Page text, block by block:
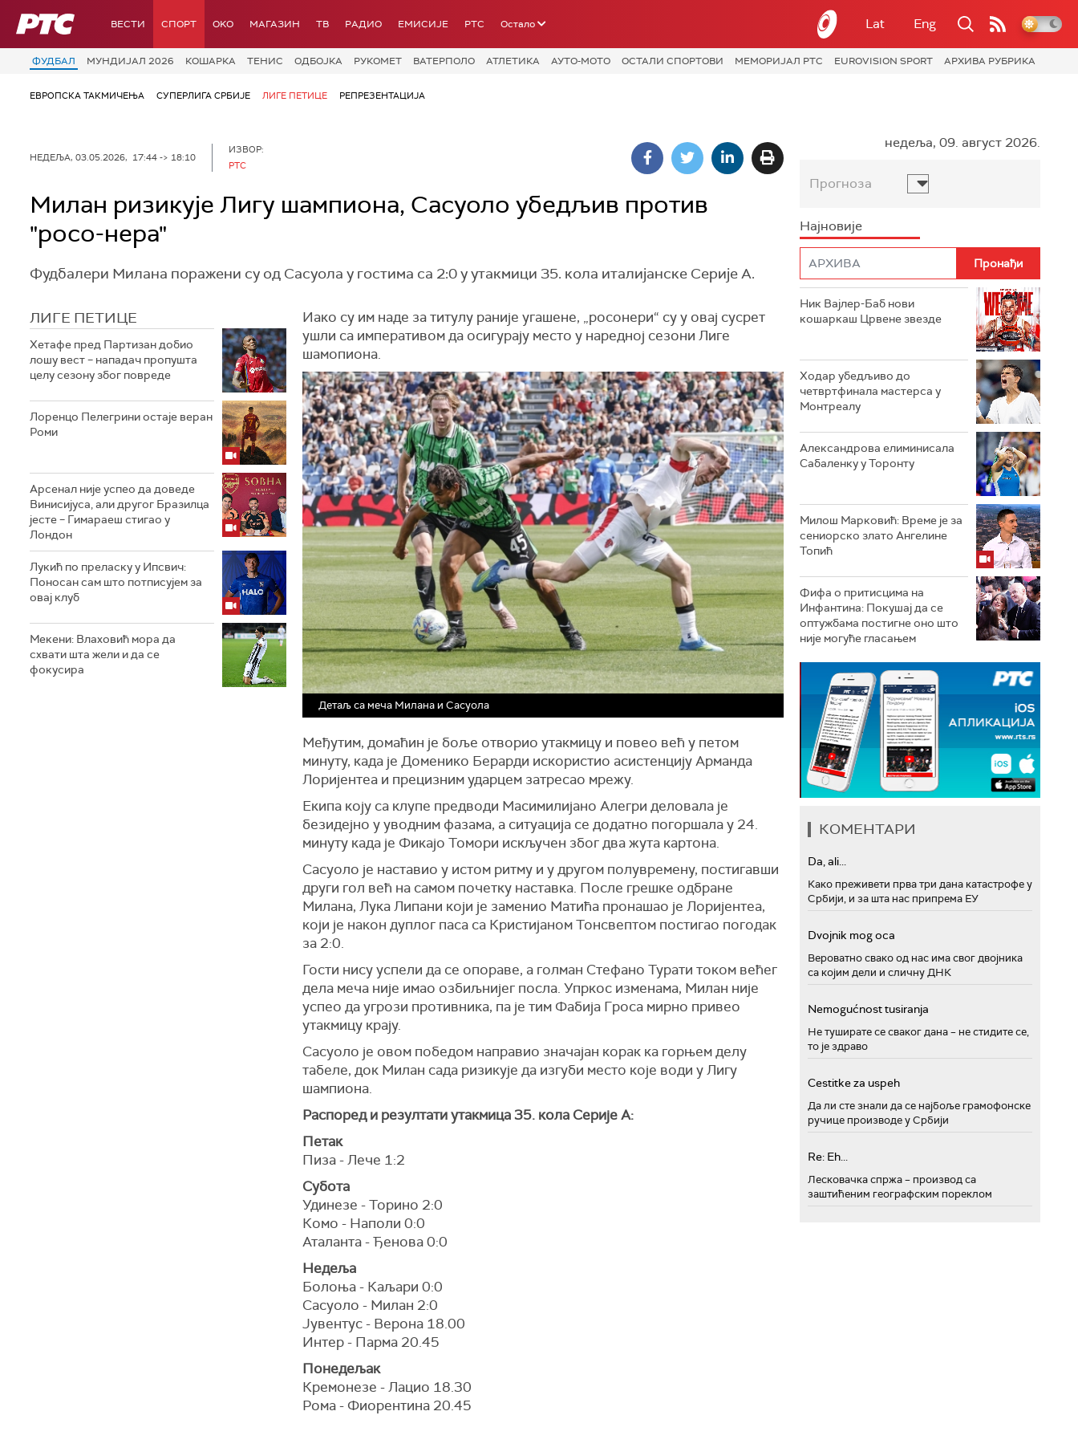
РТС ВЕСТИ СПОРТ OKO МАГАЗИН ТВ РАДИО ЕМИСИЈЕ РТС Остало Lat Eng
ФУДБАЛ МУНДИЈАЛ 2026 КОШАРКА ТЕНИС ОДБОЈКА РУКОМЕТ ВАТЕРПОЛО АТЛЕТИКА АУТО-МОТО ОСТАЛИ СПОРТОВИ МЕМОРИЈАЛ РТС EUROVISION SPORT АРХИВА РУБРИКА
ЕВРОПСКА ТАКМИЧЕЊА СУПЕРЛИГА СРБИЈЕ ЛИГЕ ПЕТИЦЕ РЕПРЕЗЕНТАЦИЈА
НЕДЕЉА, 03.05.2026, 17:44 -> 18:10
ИЗВОР:
РТС
Милан ризикује Лигу шампиона, Сасуоло убедљив против
"росо-нера"
Фудбалери Милана поражени су од Сасуола у гостима са 2:0 у утакмици 35. кола италијанске Серије А.
ЛИГЕ ПЕТИЦЕ
Хетафе пред Партизан добио
лошу вест – нападач пропушта
целу сезону због повреде
Лоренцо Пелегрини остаје веран
Роми
Арсенал није успео да доведе
Винисијуса, али другог Бразилца
јесте – Гимараеш стигао у
Лондон
Лукић по преласку у Ипсвич:
Поносан сам што потписујем за
овај клуб
Мекени: Влаховић мора да
схвати шта жели и да се
фокусира
Иако су им наде за титулу раније угашене, „росонери“ су у овај сусрет
ушли са императивом да осигурају место у наредној сезони Лиге
шамопиона.
Детаљ са меча Милана и Сасуола
Међутим, домаћин је боље отворио утакмицу и повео већ у петом
минуту, када је Доменико Берарди искористио асистенцију Арманда
Лоријентеа и прецизним ударцем затресао мрежу.
Екипа коју са клупе предводи Масимилијано Алегри деловала је
безидејно у уводним фазама, а ситуација се додатно погоршала у 24.
минуту када је Фикајо Томори искључен због два жута картона.
Сасуоло је наставио у истом ритму и у другом полувремену, постигавши
други гол већ на самом почетку наставка. После грешке одбране
Милана, Лука Липани који је заменио Матића пронашао је Лоријентеа,
који је након дуплог паса са Кристијаном Тонсвептом постигао погодак
за 2:0.
Гости нису успели да се опораве, а голман Стефано Турати током већег
дела меча није имао озбиљнијег посла. Упркос изменама, Милан није
успео да угрози противника, па је тим Фабија Гроса мирно привео
утакмицу крају.
Сасуоло је овом победом направио значајан корак ка горњем делу
табеле, док Милан сада ризикује да изгуби место које води у Лигу
шампиона.
Распоред и резултати утакмица 35. кола Серије А:
Петак
Пиза - Лече 1:2
Субота
Удинезе - Торино 2:0
Комо - Наполи 0:0
Аталанта - Ђенова 0:0
Недеља
Болоња - Каљари 0:0
Сасуоло - Милан 2:0
Јувентус - Верона 18.00
Интер - Парма 20.45
Понедељак
Кремонезе - Лацио 18.30
Рома - Фиорентина 20.45
недеља, 09. август 2026.
Прогноза
Најновије
Ник Вајлер-Баб нови
кошаркаш Црвене звезде
Ходар убедљиво до
четвртфинала мастерса у
Монтреалу
Александрова елиминисала
Сабаленку у Торонту
Милош Марковић: Време је за
сениорско злато Ангелине
Топић
Фифа о притисцима на
Инфантина: Покушај да се
оптужбама постигне оно што
није могуће гласањем
КОМЕНТАРИ
Da, ali...
Како преживети прва три дана катастрофе у
Србији, и за шта нас припрема ЕУ
Dvojnik mog oca
Вероватно свако од нас има свог двојника
са којим дели и сличну ДНК
Nemogućnost tusiranja
Не туширате се сваког дана – не стидите се,
то је здраво
Cestitke za uspeh
Да ли сте знали да се најбоље грамофонске
ручице производе у Србији
Re: Eh...
Лесковачка спржа – производ са
заштићеним географским пореклом